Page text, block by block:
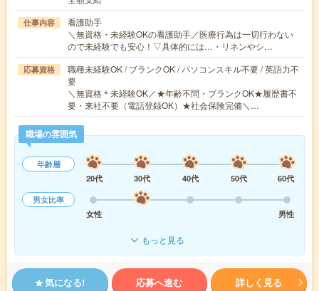
仕事内容
看護助手
＼無資格・未経験OKの看護助手／医療行為は一切行わない
ので未経験でも安心！▽具体的には…・リネンやシ…
応募資格
職種未経験OK / ブランクOK / パソコンスキル不要 / 英語力不
要
＼無資格＊未経験OK／★年齢不問・ブランクOK★履歴書不
要・来社不要（電話登録OK）★社会保険完備＼…
職場の雰囲気
年齢層
20代
30代 40代 50代
60代
男女比率
女性
男性
もっと見る
気になる! 応募へ進む 詳しく見る